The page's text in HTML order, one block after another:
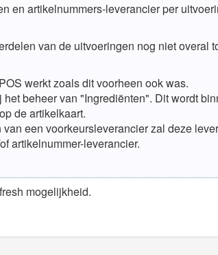
en artikelnummers-leverancier per
van de uitvoeringen nog niet overal
werkt zoals dit voorheen ook was.
beheer van "Ingrediënten". Dit wordt
de artikelkaart.
een voorkeursleverancier zal deze
artikelnummer-leverancier.
mogelijkheid.